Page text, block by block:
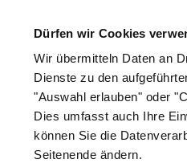
Dürfen wir Cookies
Wir übermitteln Daten an
Dienste zu den
"Auswahl erlauben" oder
Dies umfasst auch Ihre
können Sie die
Seitenende ändern.
Symptome Therapie